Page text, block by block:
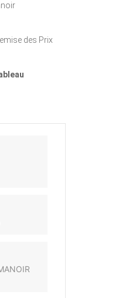
des Prix